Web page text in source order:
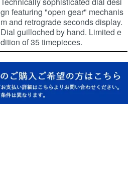
gn featuring "open gear" mechanis
m and retrograde seconds display.
Dial guilloched by hand. Limited e
dition of 35 timepieces.